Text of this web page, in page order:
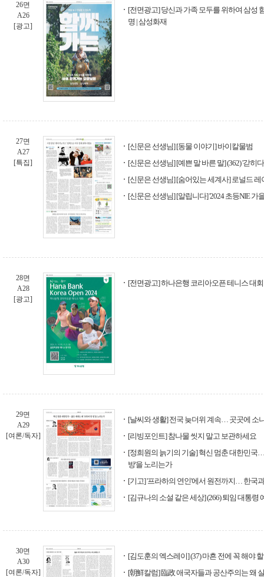
26면
A26
[광고]
[전면광고] 당신과 가족 모두를 위하여 삼성
명 | 삼성화재
27면
A27
[특집]
[신문은 선생님] [동물 이야기] 바이칼물범
[신문은 선생님] [예쁜 말 바른 말] (362) '갇히
[신문은 선생님] [숨어있는 세계사] 로널드 레
[신문은 선생님] [알립니다] '2024 초등NIE 가
28면
A28
[광고]
[전면광고] 하나은행 코리아오픈 테니스 대회
29면
A29
[여론/독자]
[날씨와 생활] 전국 늦더위 계속… 곳곳에 소
[리빙포인트] 참나물 씻지 말고 보관하세요
[정희원의 늙기의 기술] 혁신 멈춘 대한민국
방'을 노리는가
[기고] '프라하의 연인'에서 원전까지… 한국
[김규나의 소설 같은 세상] (266) 퇴임 대통령
30면
A30
[여론/독자]
[김도훈의 엑스레이] (37) 마흔 전에 꼭 해야
[朝鮮칼럼] 臨政 애국자들과 공산주의는 왜